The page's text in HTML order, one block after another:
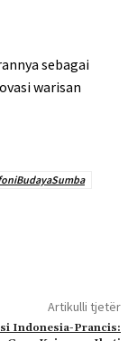
sebagai
warisan
Artikulli tjetër
Indonesia-Prancis: